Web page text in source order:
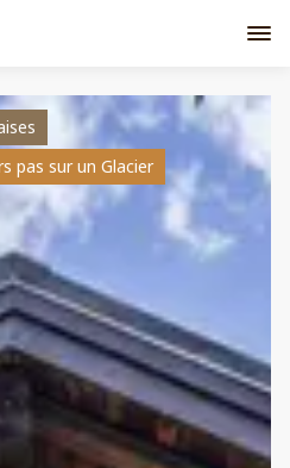
pas sur un Glacier